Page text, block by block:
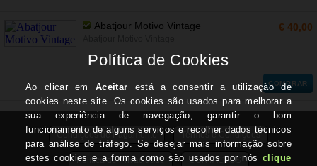
Abatjour Motivo Vintage € 40,00
COMPRAR
Condições de Pagamento Termos e Condições
Política de Privacidade CONTACTOS